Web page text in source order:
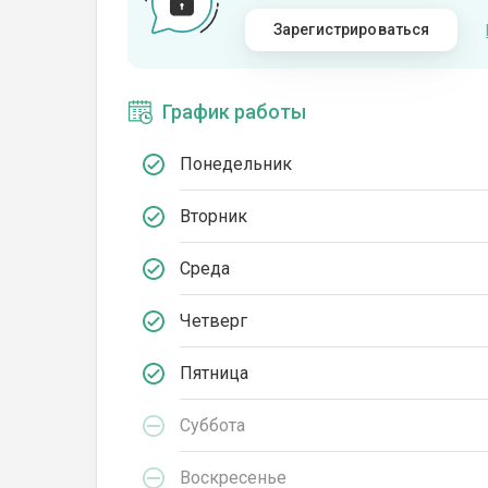
Зарегистрироваться
График работы
Понедельник
Вторник
Среда
Четверг
Пятница
Суббота
Воскресенье